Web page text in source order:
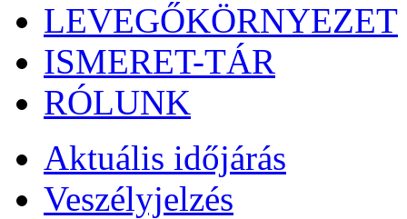
LEVEGŐKÖRNYEZET
ISMERET-TÁR
RÓLUNK
Aktuális időjárás
Veszélyjelzés